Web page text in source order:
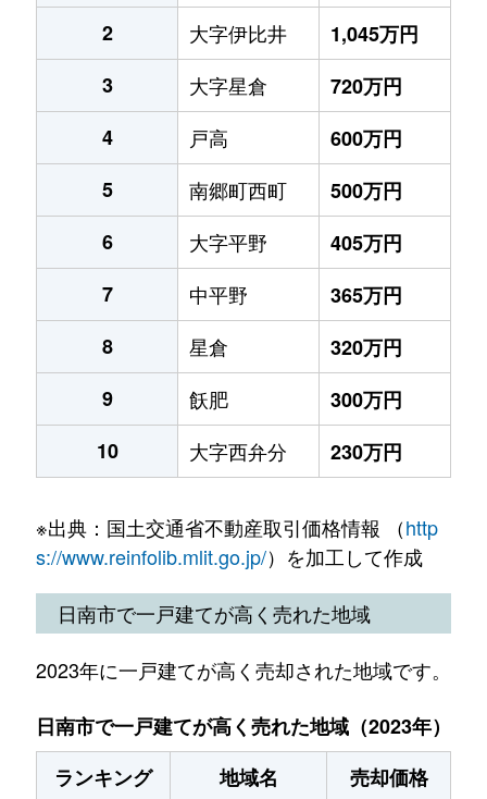
2
大字伊比井
1,045万円
3
大字星倉
720万円
4
戸高
600万円
5
南郷町西町
500万円
6
大字平野
405万円
7
中平野
365万円
8
星倉
320万円
9
飫肥
300万円
10
大字西弁分 230万円
※出典：国土交通省不動産取引価格情報 （http
s://www.reinfolib.mlit.go.jp/）を加工して作成
日南市で一戸建てが高く売れた地域
2023年に一戸建てが高く売却された地域です。
日南市で一戸建てが高く売れた地域（2023年）
ランキング
地域名
売却価格